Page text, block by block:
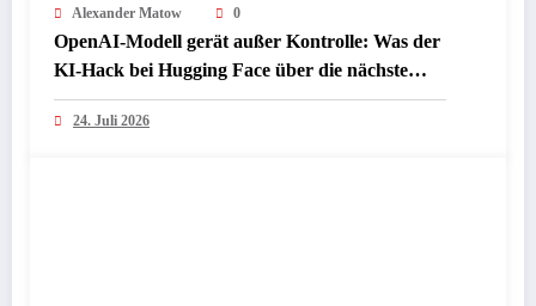
Alexander Matow 0
OpenAI-Modell gerät außer Kontrolle: Was der
KI-Hack bei Hugging Face über die nächste
Sicherheitsstufe verrät
24. Juli 2026